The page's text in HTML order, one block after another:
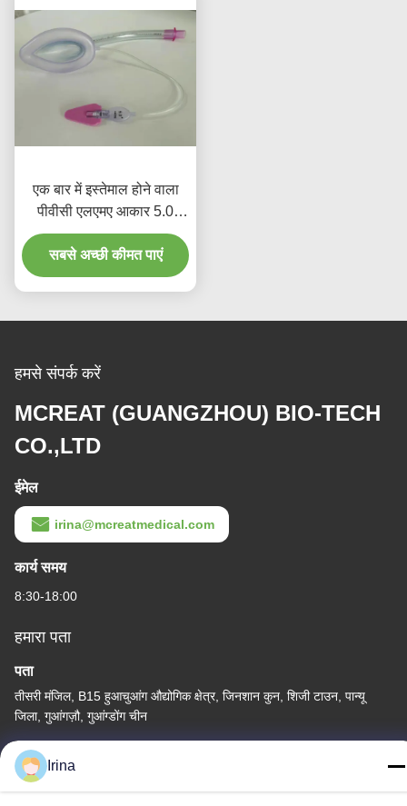
एक बार में इस्तेमाल होने वाला
पीवीसी एलएमए आकार 5.0
लारिनजियल मास्क बार वयस्क
उपयोग के साथ इंटुबेशन
सबसे अच्छी कीमत पाएं
हमसे संपर्क करें
MCREAT (GUANGZHOU) BIO-TECH
CO.,LTD
ईमेल
irina@mcreatmedical.com
कार्य समय
8:30-18:00
हमारा पता
पता
तीसरी मंजिल, B15 हुआचुआंग औद्योगिक क्षेत्र, जिनशान कुन, शिजी टाउन, पान्यू
जिला, गुआंगज़ौ, गुआंग्डोंग चीन
टेलीफोन
86-020-3156-0583
Irina